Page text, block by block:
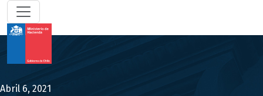
Abril 6, 2021